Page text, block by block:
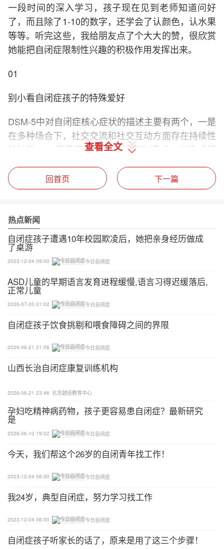
一段时间的深入学习，孩子现在见到老师知道问好
了，而且除了1-10的数字，还学会了认颜色，认水果
等等。听完这些，我给朋友点了个大大的赞，很欣赏
她能把自闭症限制性兴趣的积极作用发挥出来。
01
别小看自闭症孩子的特殊爱好
DSM-5中对自闭症核心症状的描述主要有两个，一是
在多种场合下，社交交流和社交互动方面存在持续性
的缺陷；二是受限的，重复的行为模式、兴趣或活
限制性兴趣（也叫特殊兴趣）属于第二个核心症状，
是异常的。作为自闭症核心症状的描述之一，这充分
说明了限制性兴趣在自闭症谱系障碍个体中的普遍
性。
限制性兴趣是自闭症核心症状之一，是判断孩子是否
有自闭症的关键，也就是说，当这种症状出现在发展
异常的孩子身上时，孩子很大可能会被确诊为自闭
症，从这个角度来说，它是让一些家庭绝望的征兆！
但是，近年来，越来越多的研究发现限制性兴趣对自
闭症人士的人生具有积极作用和重要价值。
2018年，RachelGrove和她的同事们在对荷兰成年自
的生活有积极的影响，能提高自闭症人士在社交和休
闲领域的主观幸福感和满意度。而且研究最后还指
出，特殊兴趣通常是自闭症人士放松、充电和享受自
己生活的首选方式，而特殊兴趣得不到满足时，自闭
症人士会感到焦虑和不安。
目前，限制性兴趣也被广泛运用到对自闭症人士认知
能力和社会技能的干预中，在教育教学、社会交往和
和强烈的动机是干预的基础，围绕特殊兴趣组织活动
查看全文
回首页 下一篇
热点新闻
自闭症孩子遭遇10年校园欺凌后，她把亲身经历做成
了桌游
2023-12-04 09:00 今日自闭症
ASD儿童的早期语言发育进程缓慢,语言习得迟缓落后,
正常儿童
2026-07-03 01:02 今日自闭症
自闭症孩子饮食挑剔和喂食障碍之间的界限
2026-06-21 21:56 今日自闭症
山西长治自闭症康复训练机构
2026-06-21 23:46 北京越佳教育中心
孕妇吃精神病药物，孩子更容易患自闭症？最新研究
是
2026-06-10 19:02 今日自闭症
今天，我们帮这个26岁的自闭青年找工作！
2023-12-04 06:00 今日自闭症
我24岁，典型自闭症，努力学习找工作
2023-12-04 06:00 今日自闭症
自闭症孩子听家长的话了，原来是用了这三个步骤！